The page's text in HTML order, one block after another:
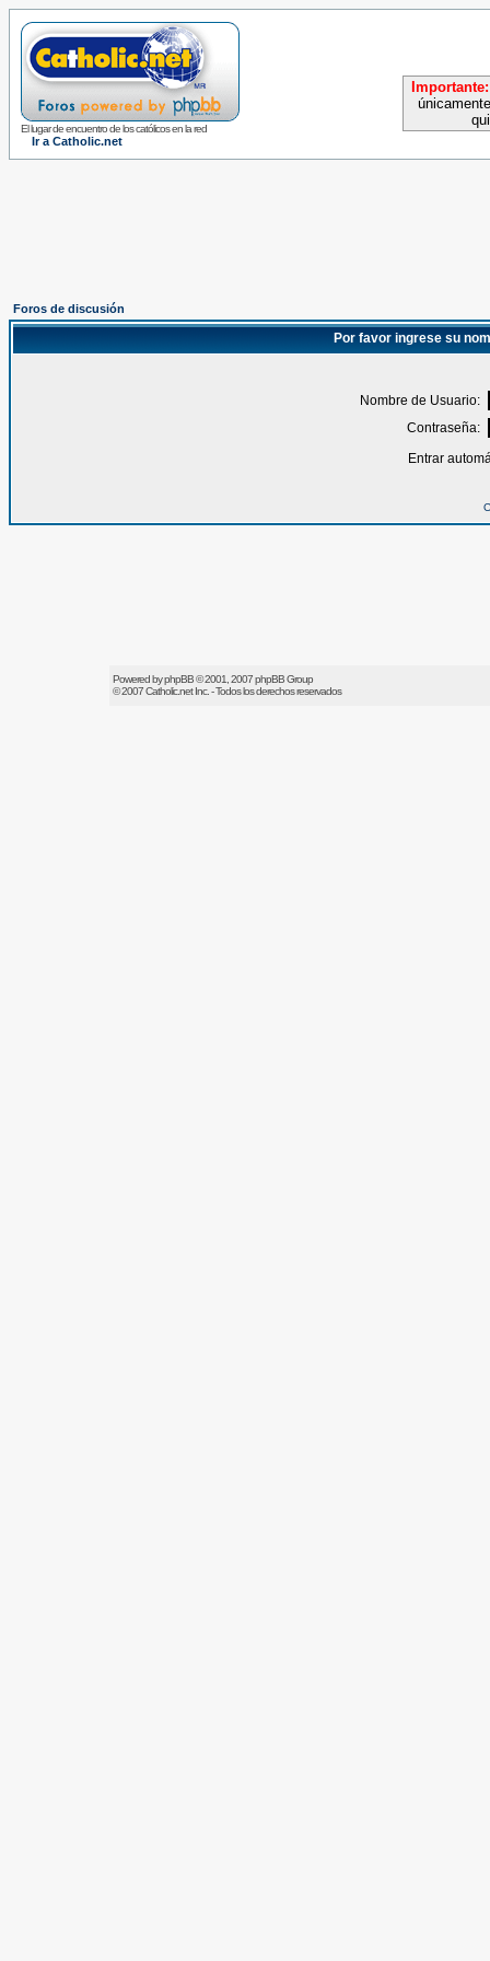
El lugar de encuentro de los católicos en la red
Ir a Catholic.net
Importante:
Foros de discusión
Por favor ingrese su
Nombre de Usuario:
Contraseña:
Entrar
Powered byphpBB© 2001, 2007 phpBB Group
© 2007Catholic.netInc. - Todos los derechos reservados